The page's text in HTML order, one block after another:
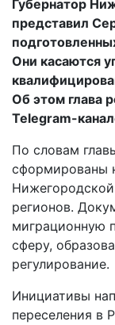
Губернатор
представил
Они касаются
Об этом глава
Telegram-
По словам
сформированы
регионов.
миграционную
сферу,
регулирование.
Инициативы
переселения в